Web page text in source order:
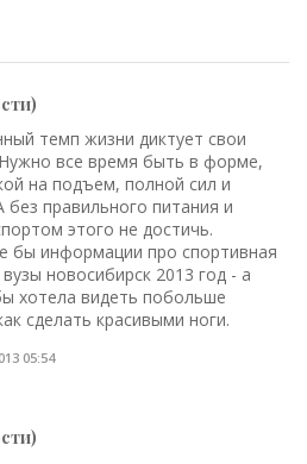
темп жизни диктует свои
все время быть в форме,
на подъем, полной сил и
без правильного питания и
этого не достичь.
бы информации про спортивная
новосибирск 2013 год - а
хотела видеть побольше
сделать красивыми ноги.
05:54